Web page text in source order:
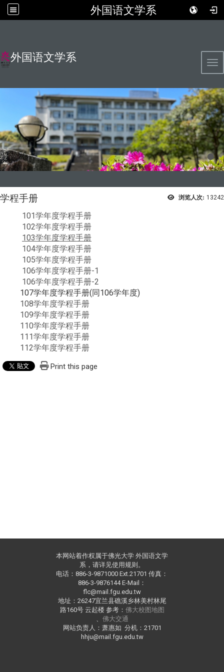
外国语文学系
外国语文学系
浏览人次: 13242
学程手册
101学年度学程手册
102学年度学程手册
103学年度学程手册
104学年度学程手册
105学年度学程手册
106学年度学程手册-1
106学年度学程手册-2
107学年度学程手册(同106学年度)
108学年度学程手册
109学年度学程手册
110学年度学程手册
111学年度学程手册
112学年度学程手册
Print this page
本网站着作权属于佛光大学 外国语文学
系，请详见使用规则。
电话：886-3-9871000 Ext.21701 传真：
886-3-9876144 E-Mail：
flc@mail.fgu.edu.tw
地址：26247宜兰县礁溪乡林美村林尾
路160号 云起楼 参考： 佛大校图地图
佛大交通
网站负责人：萧惠如 分机：21701
hhju@mail.fgu.edu.tw